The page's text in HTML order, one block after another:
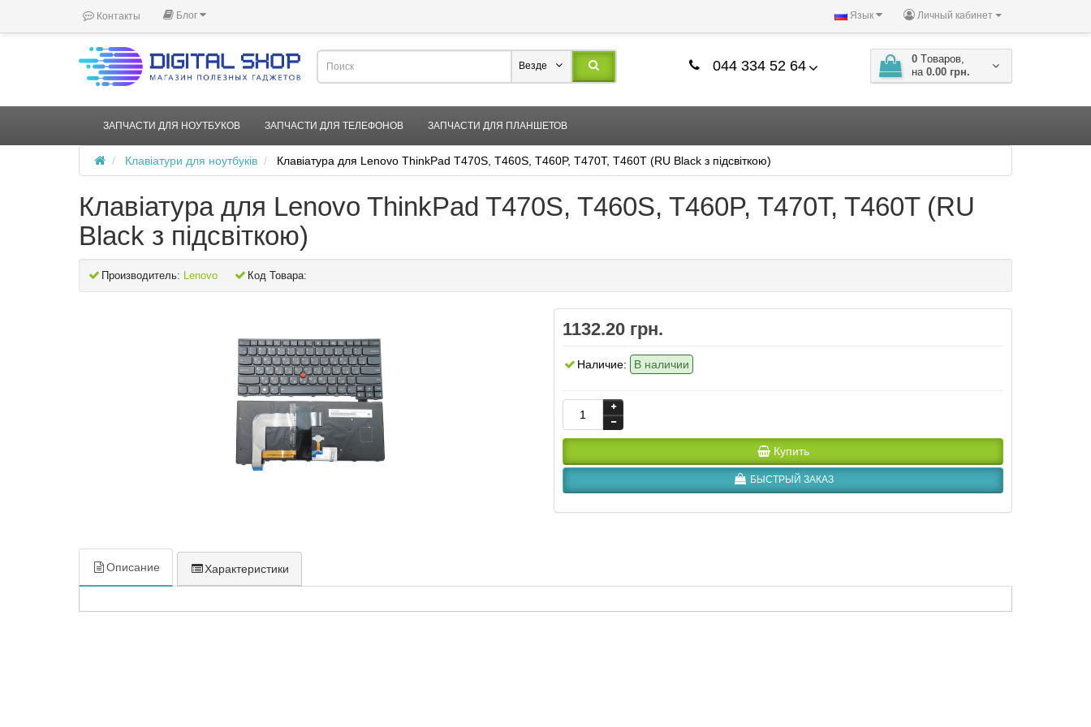
Контакты Блог Личный кабинет
Язык
044 334 52 64 0 Tоваров,
на 0.00 грн.
Везде
ЗАПЧАСТИ ДЛЯ НОУТБУКОВ ЗАПЧАСТИ ДЛЯ ТЕЛЕФОНОВ ЗАПЧАСТИ ДЛЯ ПЛАНШЕТОВ
Клавіатури для ноутбуків Клавіатура для Lenovo ThinkPad T470S, T460S, T460P, T470T, T460T (RU Black з підсвіткою)
Клавіатура для Lenovo ThinkPad T470S, T460S, T460P, T470T, T460T (RU
Black з підсвіткою)
Производитель: Lenovo Код Товара:
1132.20 грн.
Наличие: В наличии
Купить
БЫСТРЫЙ ЗАКАЗ
Описание Характеристики